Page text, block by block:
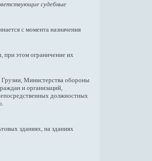
судебные
с момента назначения
при этом ограничение их
Грузии, Министерства обороны
и организаций,
должностных
зданиях, на зданиях